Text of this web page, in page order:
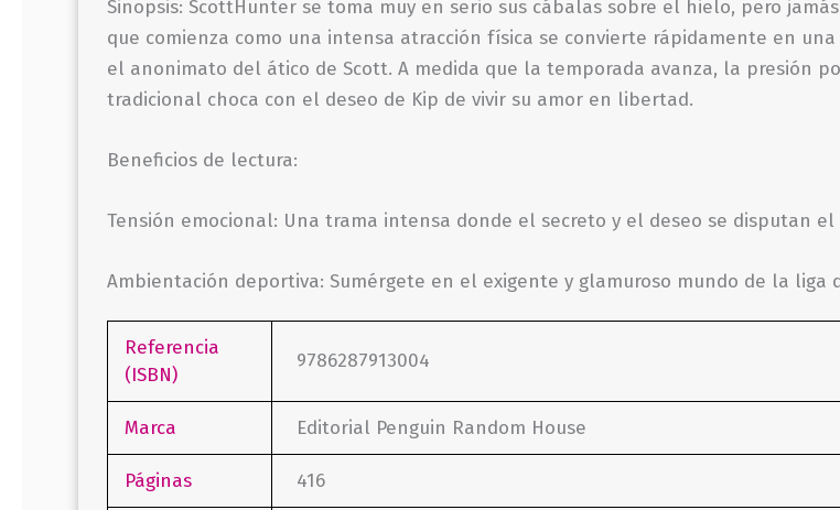
Sinopsis: ScottHunter se toma muy en serio sus cábalas sobre el hielo, pero
que comienza como una intensa atracción física se convierte rápidamente en
el anonimato del ático de Scott. A medida que la temporada avanza, la presión
tradicional choca con el deseo de Kip de vivir su amor en libertad.
Beneficios de lectura:
Tensión emocional: Una trama intensa donde el secreto y el deseo se disputan el
Ambientación deportiva: Sumérgete en el exigente y glamuroso mundo de la liga
Referencia
(ISBN)
9786287913004
Marca Editorial Penguin Random House
Páginas 416